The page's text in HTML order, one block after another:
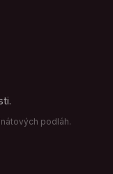
podláh.